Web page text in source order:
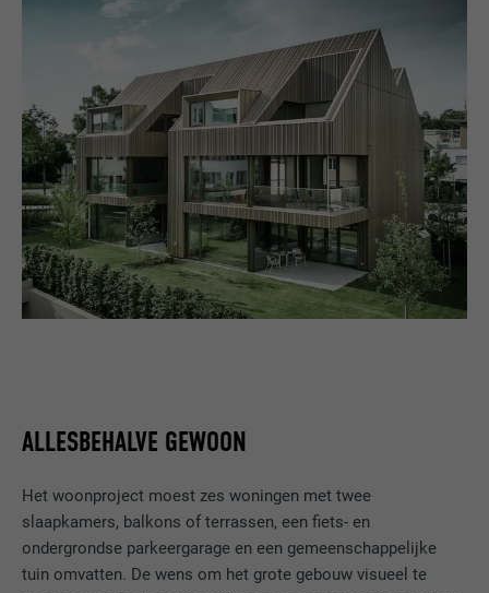
ALLESBEHALVE GEWOON
Het woonproject moest zes woningen met twee
slaapkamers, balkons of terrassen, een fiets- en
ondergrondse parkeergarage en een gemeenschappelijke
tuin omvatten. De wens om het grote gebouw visueel te